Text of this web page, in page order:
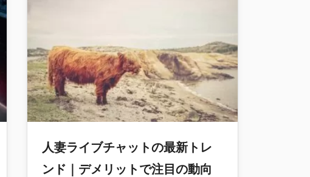
人妻ライブチャットの最新トレ
ンド｜デメリットで注目の動向